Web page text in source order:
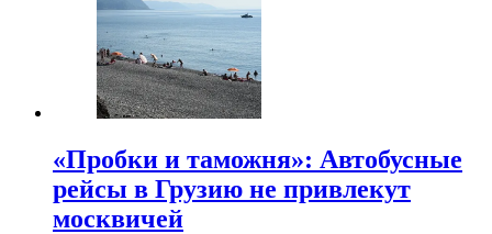
«Пробки и таможня»: Автобусные
рейсы в Грузию не привлекут
москвичей